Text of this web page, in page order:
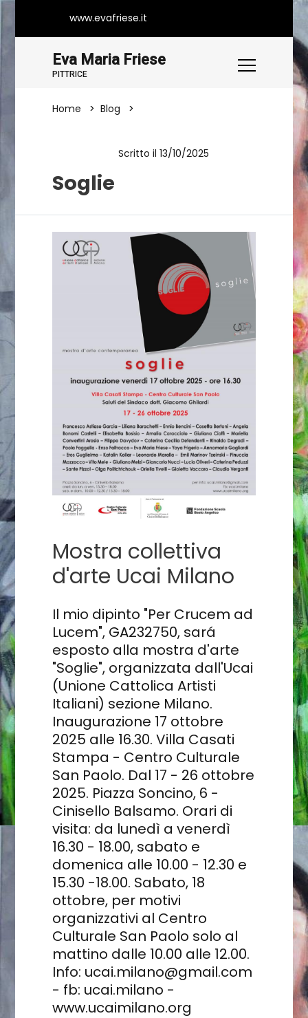
www.evafriese.it
Eva Maria Friese
PITTRICE
Home Blog
Scritto il 13/10/2025
Soglie
Mostra collettiva
d'arte Ucai Milano
Il mio dipinto "Per Crucem ad
Lucem", GA232750, sará
esposto alla mostra d'arte
"Soglie", organizzata dall'Ucai
(Unione Cattolica Artisti
Italiani) sezione Milano.
Inaugurazione 17 ottobre
2025 alle 16.30. Villa Casati
Stampa - Centro Culturale
San Paolo. Dal 17 - 26 ottobre
2025. Piazza Soncino, 6 -
Cinisello Balsamo. Orari di
visita: da lunedì a venerdì
16.30 - 18.00, sabato e
domenica alle 10.00 - 12.30 e
15.30 -18.00. Sabato, 18
ottobre, per motivi
organizzativi al Centro
Culturale San Paolo solo al
mattino dalle 10.00 alle 12.00.
Info: ucai.milano@gmail.com
- fb: ucai.milano -
www.ucaimilano.org